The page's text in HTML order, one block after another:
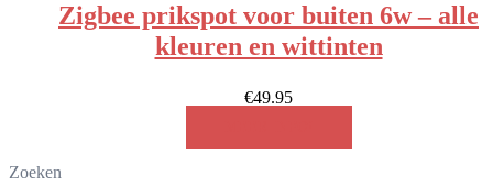
Zigbee prikspot voor buiten 6w – alle
kleuren en wittinten
€49.95
Zoeken